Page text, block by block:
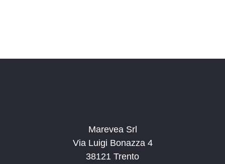
Marevea Srl
Via Luigi Bonazza 4
38121 Trento